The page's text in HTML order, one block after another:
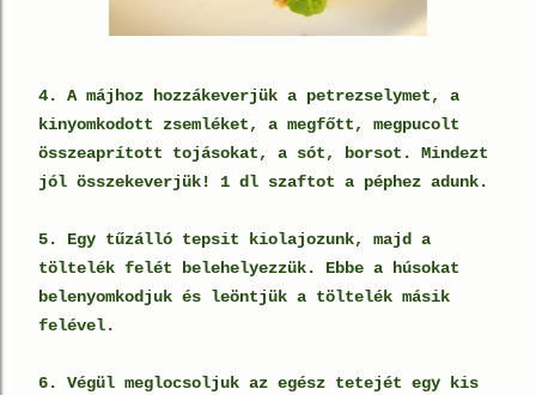
4. A májhoz hozzákeverjük a petrezselymet, a
kinyomkodott zsemléket, a megfőtt, megpucolt
összeaprított tojásokat, a sót, borsot. Mindezt
jól összekeverjük! 1 dl szaftot a péphez adunk.
5. Egy tűzálló tepsit kiolajozunk, majd a
töltelék felét belehelyezzük. Ebbe a húsokat
belenyomkodjuk és leöntjük a töltelék másik
felével.
6. Végül meglocsoljuk az egész tetejét egy kis